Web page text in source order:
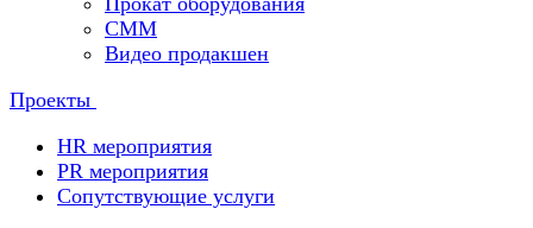
СММ
Видео продакшен
Проекты
HR мероприятия
PR мероприятия
Сопутствующие услуги